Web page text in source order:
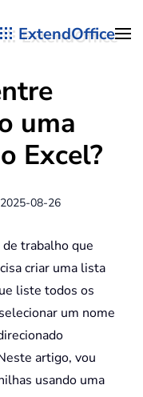
ExtendOffice
uma
Excel?
2025-08-26
trabalho que
criar uma lista
liste todos os
um nome
artigo, vou
usando uma